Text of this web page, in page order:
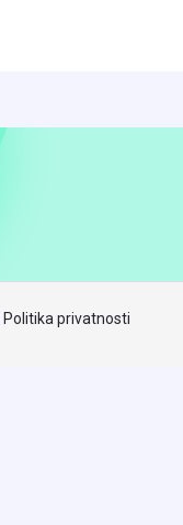
Politika privatnosti